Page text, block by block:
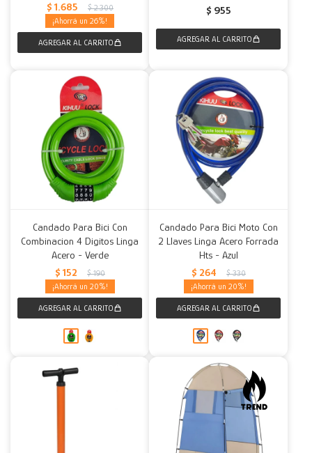
$ 1.685 $ 2.300
26
$ 955
Candado Para Bici Con
Combinacion 4 Digitos Linga
Acero - Verde
$ 152 $ 190
20
Candado Para Bici Moto Con
2 Llaves Linga Acero Forrada
Hts - Azul
$ 264 $ 330
20